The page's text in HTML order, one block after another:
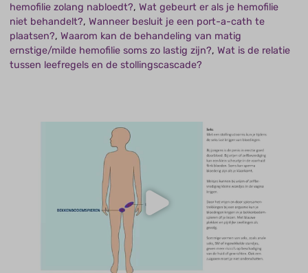
hemofilie zolang nabloedt?,Wat gebeurt er als je hemofilie
niet behandelt?,Wanneer besluit je een port-a-cath te
plaatsen?,Waarom kan de behandeling van matig
ernstige/milde hemofilie soms zo lastig zijn?,Wat is de relatie
tussen leefregels en de stollingscascade?